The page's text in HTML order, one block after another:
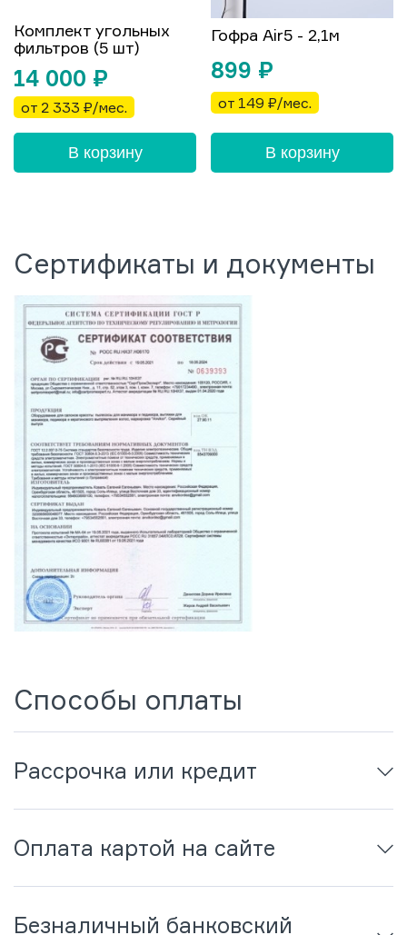
Комплект угольных
фильтров (5 шт)
14 000 ₽
от 2 333 ₽/мес.
В корзину
Гофра Air5 - 2,1м
899 ₽
от 149 ₽/мес.
В корзину
Сертификаты и документы
Способы оплаты
Рассрочка или кредит
Оплата картой на сайте
Безналичный банковский